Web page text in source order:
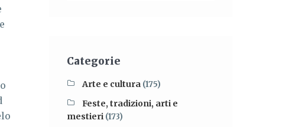
Categorie
Arte e cultura (175)
Feste, tradizioni, arti e
mestieri (173)